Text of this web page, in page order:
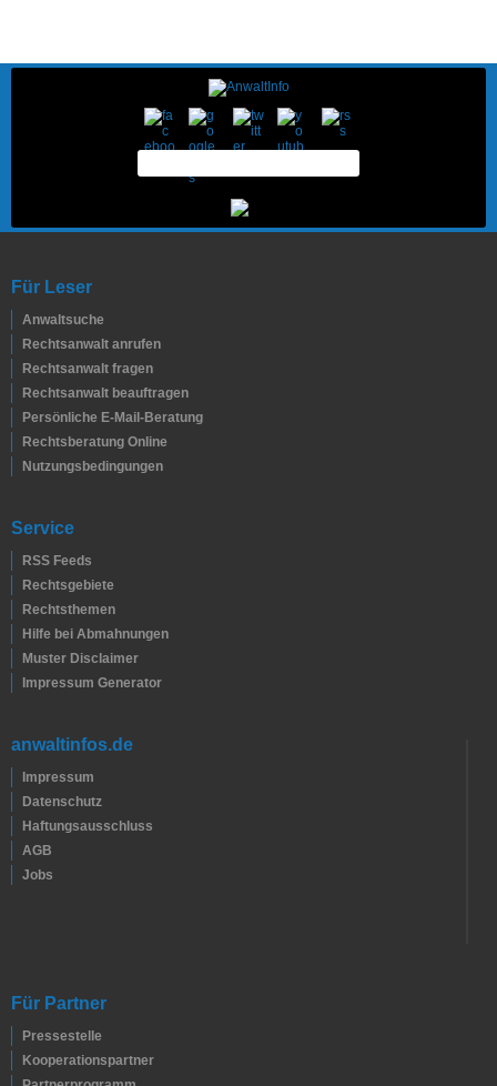
Für Leser
Anwaltsuche
Rechtsanwalt anrufen
Rechtsanwalt fragen
Rechtsanwalt beauftragen
Persönliche E-Mail-Beratung
Rechtsberatung Online
Nutzungsbedingungen
Service
RSS Feeds
Rechtsgebiete
Rechtsthemen
Hilfe bei Abmahnungen
Muster Disclaimer
Impressum Generator
anwaltinfos.de
Impressum
Datenschutz
Haftungsausschluss
AGB
Jobs
Für Partner
Pressestelle
Kooperationspartner